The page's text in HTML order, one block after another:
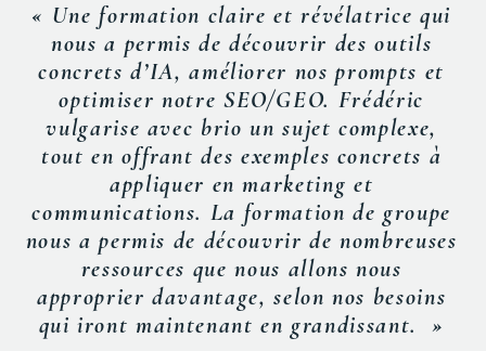
« Une formation claire et révélatrice qui
nous a permis de découvrir des outils
concrets d’IA, améliorer nosprompts et
optimiser notre SEO/GEO. Frédéric
vulgarise avec brio un sujet complexe,
tout en offrant des exemples concrets à
appliquer en marketing et
communications. La formation de groupe
nous a permis de découvrir de nombreuses
ressources que nous allons nous
approprier davantage, selon nos besoins
qui iront maintenant en grandissant. »